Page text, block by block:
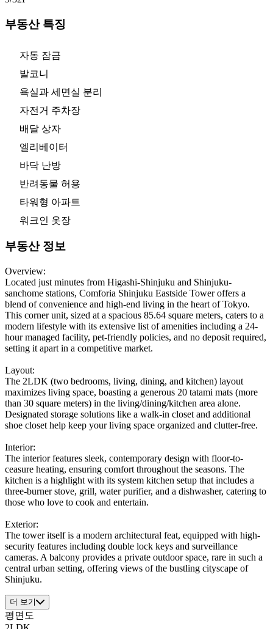
부동산 특징
자동 잠금
발코니
욕실과 세면실 분리
자전거 주차장
배달 상자
엘리베이터
바닥 난방
반려동물 허용
타워형 아파트
워크인 옷장
부동산 정보
Overview:
Located just minutes from Higashi-Shinjuku and Shinjuku-
sanchome stations, Comforia Shinjuku Eastside Tower offers a
blend of convenience and high-end living in the heart of Tokyo.
This corner unit, sized at a spacious 85.64 square meters, caters to a
modern lifestyle with its extensive list of amenities including a 24-
hour managed facility, pet-friendly policies, and no deposit required,
setting it apart in a competitive market.
Layout:
The 2LDK (two bedrooms, living, dining, and kitchen) layout
maximizes living space, boasting a generous 20 tatami mats (more
than 30 square meters) in the living/dining/kitchen area alone.
Designated storage solutions like a walk-in closet and additional
shoe closet help keep your living space organized and clutter-free.
Interior:
The interior features sleek, contemporary design with floor-to-
ceasure heating, ensuring comfort throughout the seasons. The
kitchen is a highlight with its system kitchen setup that includes a
three-burner stove, grill, water purifier, and a dishwasher, catering to
those who love to cook and entertain.
Exterior:
The tower itself is a modern architectural feat, equipped with high-
security features including double lock keys and surveillance
cameras. A balcony provides a private outdoor space, rare in such a
central urban setting, offering views of the bustling cityscape of
Shinjuku.
더 보기
평면도